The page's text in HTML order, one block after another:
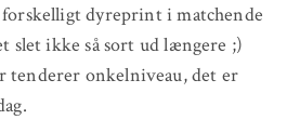
forskelligt dyreprint i matchende
slet ikke så sort ud længere ;)
tenderer onkelniveau, det er